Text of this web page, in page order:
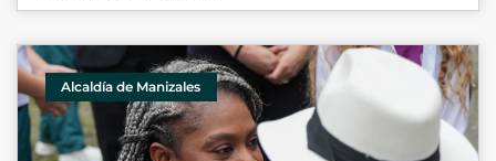
Alcaldía de Manizales